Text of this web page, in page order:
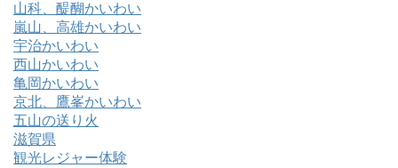
山科、醍醐かいわい
嵐山、高雄かいわい
宇治かいわい
西山かいわい
亀岡かいわい
京北、鷹峯かいわい
五山の送り火
滋賀県
観光レジャー体験